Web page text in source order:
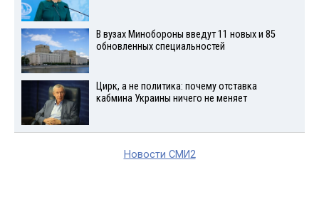
В вузах Минобороны введут 11 новых и 85
обновленных специальностей
Цирк, а не политика: почему отставка
кабмина Украины ничего не меняет
Новости СМИ2